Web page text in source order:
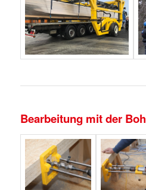
Bearbeitung mit der